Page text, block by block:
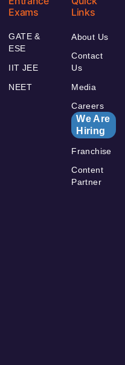
Exams
GATE &
ESE
IIT JEE
NEET
Links
About Us
Contact
Us
Media
Careers
We Are
Hiring
Franchise
Content
Partner